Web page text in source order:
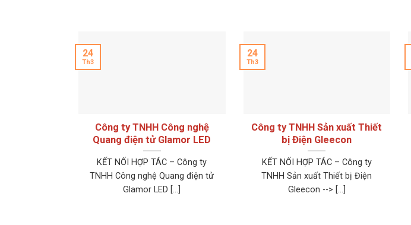
Công ty TNHH Công nghệ
Quang điện tử Glamor LED
KẾT NỐI HỢP TÁC – Công ty
TNHH Công nghệ Quang điện tử
Glamor LED [...]
24
Th3
Công ty TNHH Sản xuất Thiết
bị Điện Gleecon
KẾT NỐI HỢP TÁC – Công ty
TNHH Sản xuất Thiết bị Điện
Gleecon --> [...]
24
Th3